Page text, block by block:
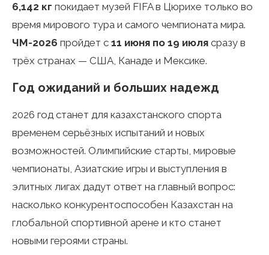
6,142 кг покидает музей FIFA в Цюрихе только во
время мирового тура и самого чемпионата мира.
ЧМ-2026 пройдет с 11 июня по 19 июля сразу в
трёх странах — США, Канаде и Мексике.
Год ожиданий и больших надежд
2026 год станет для казахстанского спорта
временем серьёзных испытаний и новых
возможностей. Олимпийские старты, мировые
чемпионаты, Азиатские игры и выступления в
элитных лигах дадут ответ на главный вопрос:
насколько конкурентоспособен Казахстан на
глобальной спортивной арене и кто станет
новыми героями страны.